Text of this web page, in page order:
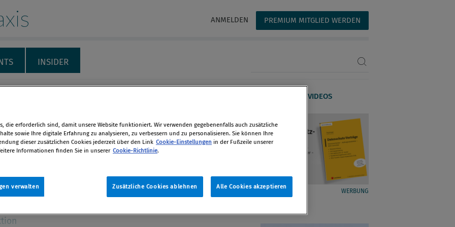
ANMELDEN PREMIUM MITGLIED WERDEN
INSIDER
WEBINARE & VIDEOS
Entwicklungen im
neuen Entwicklungen im
WERBUNG
die erforderlich sind, damit unsere Website funktioniert. Wir verwenden gegebenenfalls auch zusätzliche
sowie Ihre digitale Erfahrung zu analysieren, zu verbessern und zu personalisieren. Sie können Ihre
dieser zusätzlichen Cookies jederzeit über den Link Cookie-Einstellungen in der Fußzeile unserer
Informationen finden Sie in unserer Cookie-Richtlinie.
Zusätzliche Cookies ablehnen Alle Cookies akzeptieren
verwalten